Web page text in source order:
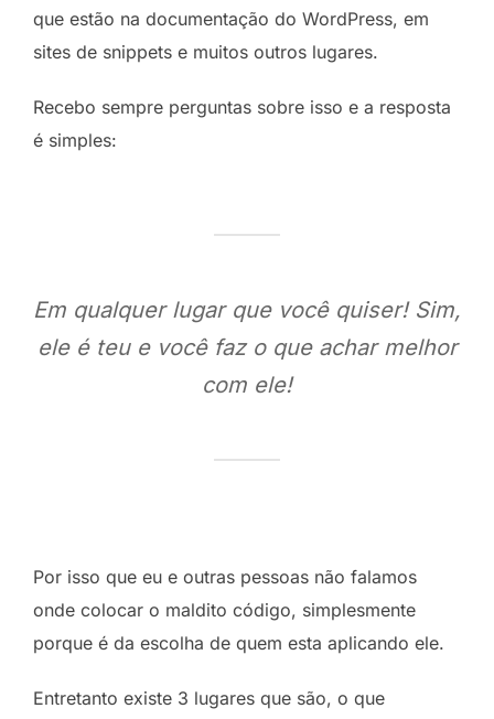
que estão na documentação do WordPress, em
sites de snippets e muitos outros lugares.
Recebo sempre perguntas sobre isso e a resposta
é simples:
Em qualquer lugar que você quiser! Sim,
ele é teu e você faz o que achar melhor
com ele!
Por isso que eu e outras pessoas não falamos
onde colocar o maldito código, simplesmente
porque é da escolha de quem esta aplicando ele.
Entretanto existe 3 lugares que são, o que